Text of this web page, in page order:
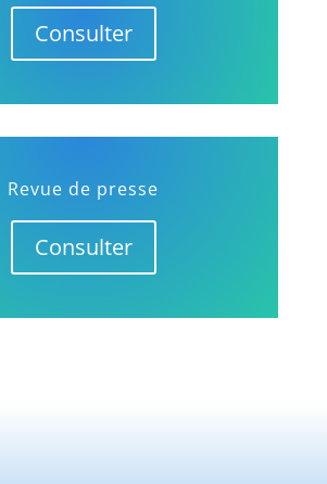
Consulter
Revue de presse
Consulter